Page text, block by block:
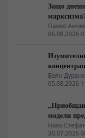
Защо
Панко
06.08.2026
на най-
Боян
05.08.2026
модели
Нако
30.07.2026